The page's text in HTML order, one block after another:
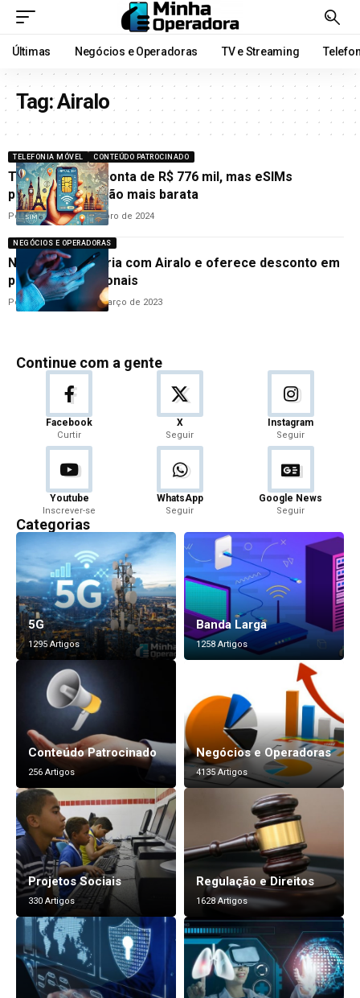
Últimas Negócios e Operadoras TV e Streaming
Tag:Airalo
TELEFONIA MÓVEL CONTEÚDO PATROCINADO
Turista recebe conta de R$ 776 mil, mas eSIMs
prometem solução mais barata
PorRedação28 de outubro de 2024
NEGÓCIOS E OPERADORAS
Nomo faz parceria com Airalo e oferece desconto em
planos internacionais
PorCleane Lima29 de março de 2023
Continue com a gente
Facebook
Curtir
X
Seguir
Instagram
Seguir
Youtube
Inscrever-se
WhatsApp
Seguir
Google News
Seguir
Categorias
5G
1295 Artigos
Banda Larga
1258 Artigos
Conteúdo Patrocinado
256 Artigos
Negócios e Operadoras
4135 Artigos
Projetos Sociais
330 Artigos
Regulação e Direitos
1628 Artigos